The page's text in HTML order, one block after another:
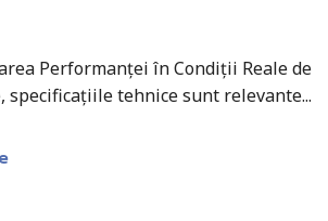
Performanței în Condiții Reale de
specificațiile tehnice sunt relevante...